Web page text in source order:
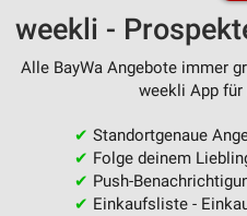
weekli -
Alle BayWa Angebote immer
weekli App für
✔ Standortgenaue
✔ Folge deinem
✔ Push-
✔ Einkaufsliste -